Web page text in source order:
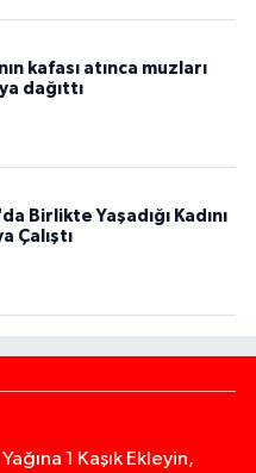
kafası atınca muzları
dağıttı
Birlikte Yaşadığı Kadını
Çalıştı
1 Kaşık Ekleyin,